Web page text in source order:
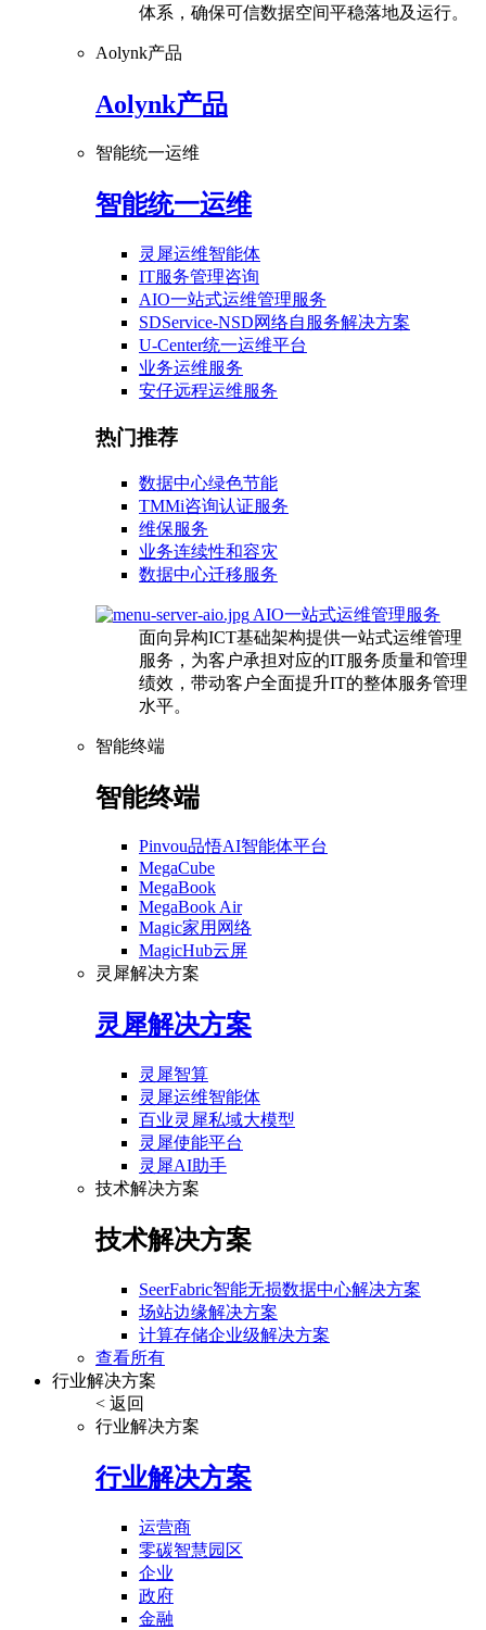
体系，确保可信数据空间平稳落地及运行。
Aolynk产品
Aolynk产品
智能统一运维
智能统一运维
灵犀运维智能体
IT服务管理咨询
AIO一站式运维管理服务
SDService-NSD网络自服务解决方案
U-Center统一运维平台
业务运维服务
安仔远程运维服务
热门推荐
数据中心绿色节能
TMMi咨询认证服务
维保服务
业务连续性和容灾
数据中心迁移服务
AIO一站式运维管理服务
面向异构ICT基础架构提供一站式运维管理
服务，为客户承担对应的IT服务质量和管理
绩效，带动客户全面提升IT的整体服务管理
水平。
智能终端
智能终端
Pinvou品悟AI智能体平台
MegaCube
MegaBook
MegaBook Air
Magic家用网络
MagicHub云屏
灵犀解决方案
灵犀解决方案
灵犀智算
灵犀运维智能体
百业灵犀私域大模型
灵犀使能平台
灵犀AI助手
技术解决方案
技术解决方案
SeerFabric智能无损数据中心解决方案
场站边缘解决方案
计算存储企业级解决方案
查看所有
行业解决方案
< 返回
行业解决方案
行业解决方案
运营商
零碳智慧园区
企业
政府
金融